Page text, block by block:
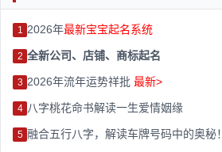
1 2026年最新宝宝起名系统
2 全新公司、店铺、商标起名
3 2026年流年运势祥批 最新>
4 八字桃花命书解读一生爱情姻缘
5 融合五行八字，解读车牌号码中的奥秘！